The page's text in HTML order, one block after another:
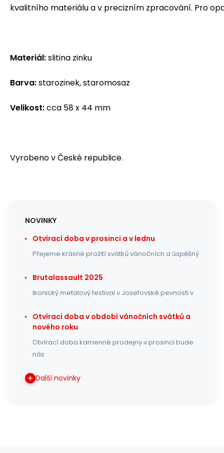
kvalitního materiálu a v precizním zpracování. Pro
Materiál:slitina zinku
Barva:starozinek, staromosaz
Velikost:cca 58 x 44 mm
Vyrobeno v České republice.
NOVINKY
Otvírací doba v prosinci a v lednu
Přejeme krásné prožití svátků vánočních a úspěšný
Brutalassault 2025
Ikonický metalový festival v Josefovské pevnosti v
Otvírací doba v období vánočních svátků a
nového roku
Otvírací doba kamenné prodejny v prosinci bude
nás
Další novinky